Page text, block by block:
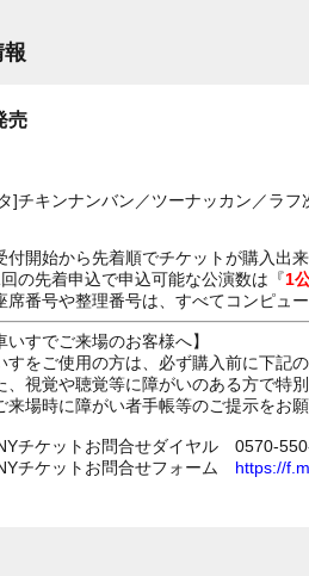
報
売
]チキンナンバン／ツーナッカン／ラ
付開始から先着順でチケットが購入出
回の先着申込で申込可能な公演数は『1
席番号や整理番号は、すべてコンピュ
いすでご来場のお客様へ】
すをご使用の方は、必ず購入前に下記
、視覚や聴覚等に障がいのある方で特
場時に障がい者手帳等のご提示をお願
チケットお問合せダイヤル 0570-
チケットお問合せフォーム https://